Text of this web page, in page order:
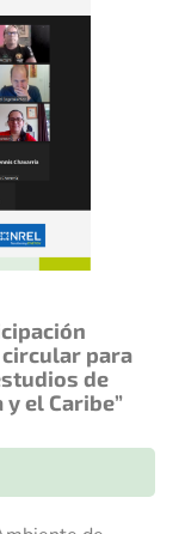
circular para
de
el Caribe”